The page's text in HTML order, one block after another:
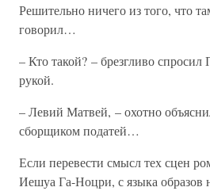
Решительно ничего из того, что
говорил…
– Кто такой? – брезгливо
рукой.
– Левий Матвей, – охотно
сборщиком податей…
Если перевести смысл тех сцен
Иешуа Га-Ноцри, с языка образов